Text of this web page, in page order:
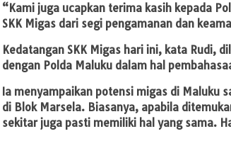
“Kami juga ucapkan terima kasih kepada
SKK Migas dari segi pengamanan dan
Kedatangan SKK Migas hari ini, kata Rudi,
dengan Polda Maluku dalam hal
Ia menyampaikan potensi migas di Maluku
di Blok Marsela. Biasanya, apabila
sekitar juga pasti memiliki hal yang sama.